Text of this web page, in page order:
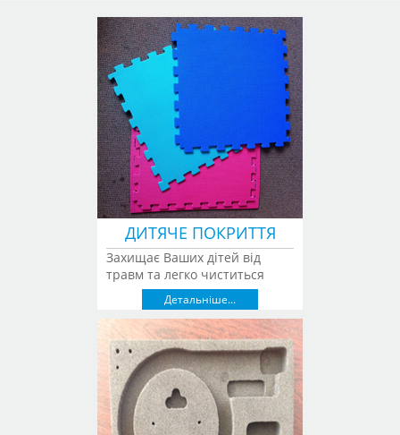
ДИТЯЧЕ ПОКРИТТЯ
Захищає Ваших дітей від
травм та легко чиститься
Детальніше...